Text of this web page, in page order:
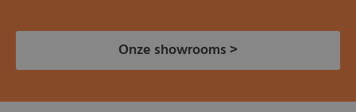
Onze showrooms >